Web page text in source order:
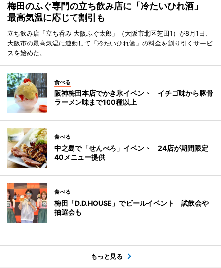
梅田のふぐ専門の立ち飲み店に「冷たいひれ酒」
最高気温に応じて割引も
立ち飲み店「立ち呑み 大阪ふぐ太郎」（大阪市北区芝田1）が8月1日、
大阪市の最高気温に連動して「冷たいひれ酒」の料金を割り引くサービ
スを始めた。
食べる
阪神梅田本店でかき氷イベント イチゴ味から豚骨
ラーメン味まで100種以上
食べる
中之島で「せんべろ」イベント 24店が期間限定
40メニュー提供
食べる
梅田「D.D.HOUSE」でビールイベント 試飲会や
抽選会も
もっと見る